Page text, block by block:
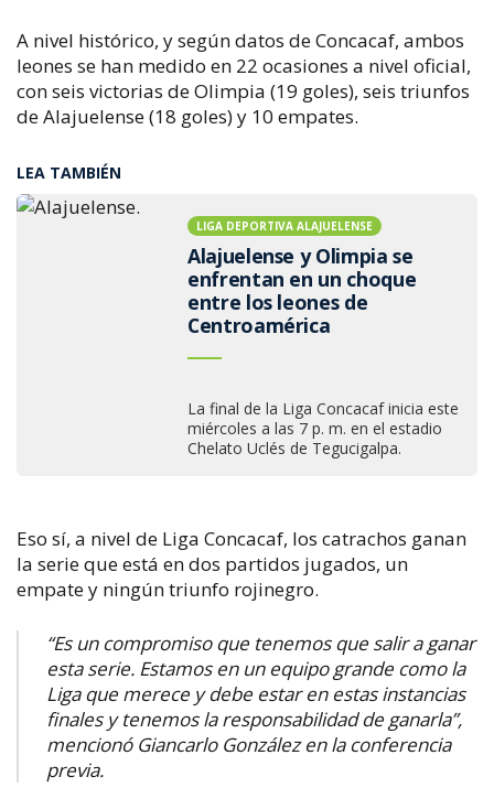
A nivel histórico, y según datos de Concacaf, ambos
leones se han medido en 22 ocasiones a nivel oficial,
con seis victorias de Olimpia (19 goles), seis triunfos
de Alajuelense (18 goles) y 10 empates.
LEA TAMBIÉN
LIGA DEPORTIVA ALAJUELENSE
Alajuelense y Olimpia se
enfrentan en un choque
entre los leones de
Centroamérica
La final de la Liga Concacaf inicia este
miércoles a las 7 p. m. en el estadio
Chelato Uclés de Tegucigalpa.
Eso sí, a nivel de Liga Concacaf, los catrachos ganan
la serie que está en dos partidos jugados, un
empate y ningún triunfo rojinegro.
“Es un compromiso que tenemos que salir a ganar
esta serie. Estamos en un equipo grande como la
Liga que merece y debe estar en estas instancias
finales y tenemos la responsabilidad de ganarla”,
mencionó Giancarlo González en la conferencia
previa.